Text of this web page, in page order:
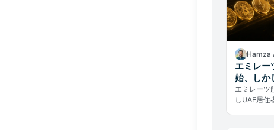
Hamza
エミレー
始、しか
エミレーツ
しUAE居住